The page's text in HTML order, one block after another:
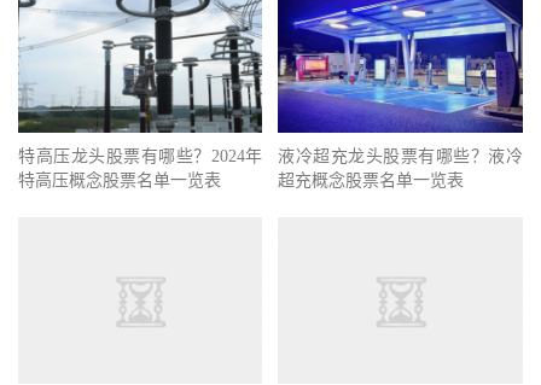
特高压龙头股票有哪些？2024年
特高压概念股票名单一览表
液冷超充龙头股票有哪些？液冷
超充概念股票名单一览表